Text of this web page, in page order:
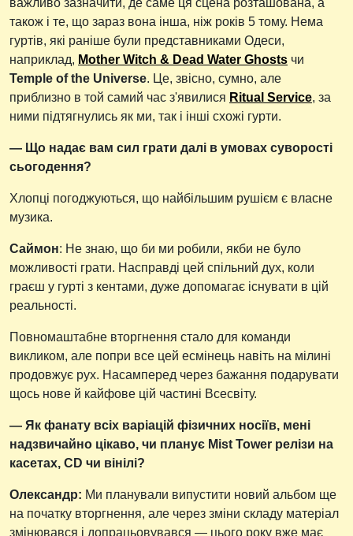
також і те, що зараз вона інша, ніж років 5 тому. Нема
гуртів, які раніше були представниками Одеси,
наприклад, Mother Witch & Dead Water Ghosts чи
Temple of the Universe. Це, звісно, сумно, але
приблизно в той самий час з'явилися Ritual Service, за
ними підтягнулись як ми, так і інші схожі гурти.
— Що надає вам сил грати далі в умовах суворості
сьогодення?
Хлопці погоджуються, що найбільшим рушієм є власне
музика.
Саймон: Не знаю, що би ми робили, якби не було
можливості грати. Насправді цей спільний дух, коли
граєш у гурті з кентами, дуже допомагає існувати в цій
реальності.
Повномаштабне вторгнення стало для команди
викликом, але попри все цей есмінець навіть на мілині
продовжує рух. Насамперед через бажання подарувати
щось нове й кайфове цій частині Всесвіту.
— Як фанату всіх варіацій фізичних носіїв, мені
надзвичайно цікаво, чи планує Mist Tower релізи на
касетах, CD чи вінілі?
Олександр: Ми планували випустити новий альбом ще
на початку вторгнення, але через зміни складу матеріал
змінювався і допрацьовувався — цього року вже має